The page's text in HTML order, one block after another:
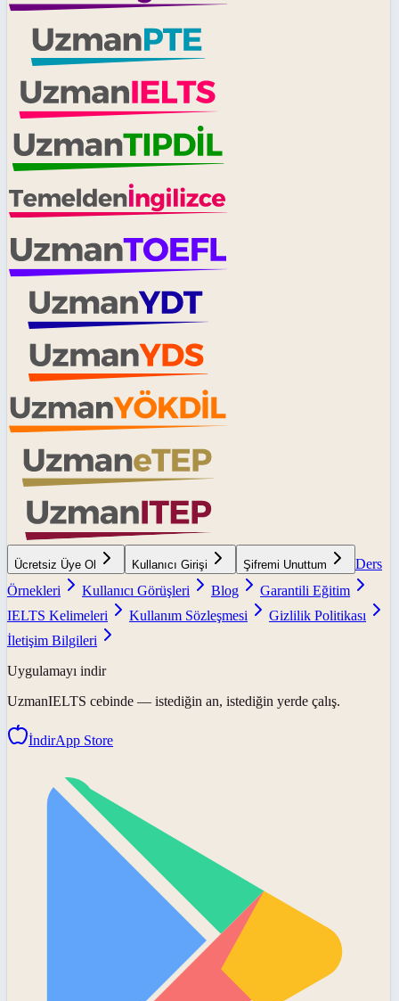
Ücretsiz Üye Ol Kullanıcı Girişi Şifremi Unuttum
Ders
Örnekleri
Kullanıcı Görüşleri Blog
Garantili Eğitim
IELTS Kelimeleri
Kullanım Sözleşmesi
Gizlilik Politikası
İletişim Bilgileri
Uygulamayı indir
UzmanIELTS cebinde — istediğin an, istediğin yerde çalış.
İndirApp Store